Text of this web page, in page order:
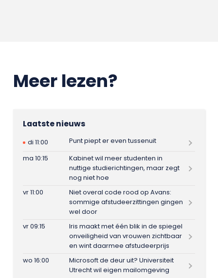
Meer lezen?
Laatste nieuws
di 11:00
Punt piept er even tussenuit
ma 10:15
Kabinet wil meer studenten in
nuttige studierichtingen, maar zegt
nog niet hoe
vr 11:00
Niet overal code rood op Avans:
sommige afstudeerzittingen gingen
wel door
vr 09:15
Iris maakt met één blik in de spiegel
onveiligheid van vrouwen zichtbaar
en wint daarmee afstudeerprijs
wo 16:00
Microsoft de deur uit? Universiteit
Utrecht wil eigen mailomgeving